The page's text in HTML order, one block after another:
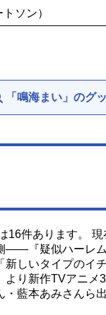
ソン）
「鳴海まい」のグ
16件あります。
『疑似ハーレム
新しいタイプのイ
より新作TVアニ
藍本あみさんら